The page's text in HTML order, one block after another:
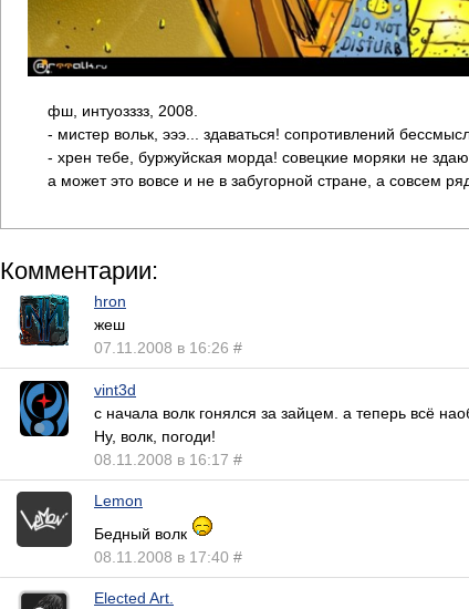
фш, интуозззз, 2008.
- мистер вольк, эээ... здаваться! сопротивлений
- хрен тебе, буржуйская морда! совецкие моряки не
а может это вовсе и не в забугорной стране, а совсем
Комментарии:
hron
жеш
07.11.2008 в 16:26 #
vint3d
с начала волк гонялся за зайцем. а теперь всё
Ну, волк, погоди!
08.11.2008 в 16:17 #
Lemon
Бедный волк
08.11.2008 в 17:40 #
Elected Art.